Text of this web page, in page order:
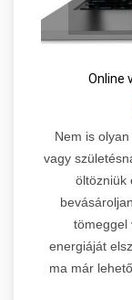
Online
Nem is
vagy
öltözniük
tömeggel
energiáját
ma már